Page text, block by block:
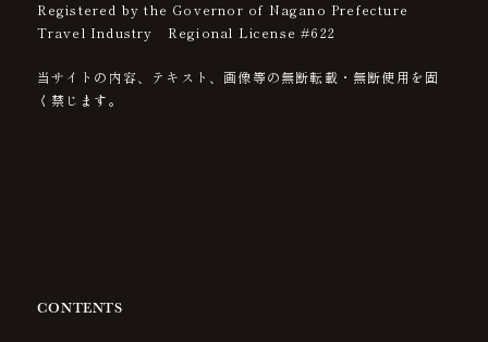
Registered by the Governor of Nagano Prefecture
Travel Industry Regional License #622
当サイトの内容、テキスト、画像等の無断転載・無断使用を固
く禁じます。
CONTENTS